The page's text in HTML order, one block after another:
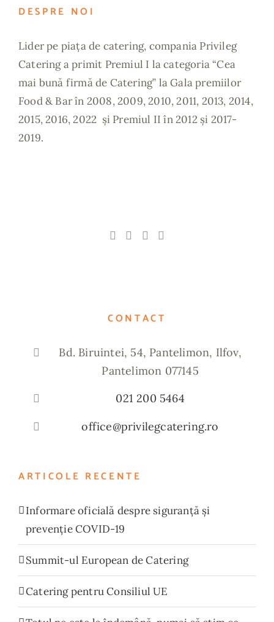
DESPRE NOI
Lider pe piața de catering, compania Privileg
Catering a primit Premiul I la categoria “Cea
mai bună firmă de Catering” la Gala premiilor
Food & Bar în 2008, 2009, 2010, 2011, 2013, 2014,
2015, 2016, 2022 și Premiul II în 2012 și 2017-
2019.
CONTACT
Bd. Biruintei, 54, Pantelimon, Ilfov,
Pantelimon 077145
021 200 5464
office@privilegcatering.ro
ARTICOLE RECENTE
Informare oficială despre siguranță și
prevenție COVID-19
Summit-ul European de Catering
Catering pentru Consiliul UE